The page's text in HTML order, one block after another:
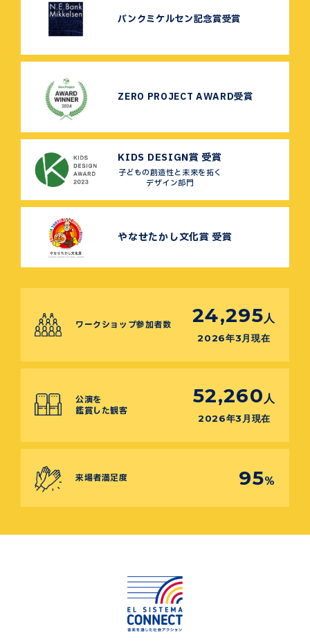
バンクミケルセン記念賞受賞
ZERO PROJECT AWARD受賞
KIDS DESIGN賞 受賞
子どもの創造性と未来を拓く
デザイン部門
やなせたかし文化賞 受賞
ワークショップ参加者数 24,295 人
2026年3月現在
公演を
鑑賞した観客
52,260 人
2026年3月現在
来場者満足度 95%